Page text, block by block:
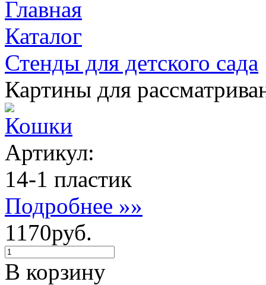
Главная
Каталог
Стенды для детского сада
Картины для
Кошки
Артикул:
14-1 пластик
Подробнее »»
1170руб.
В корзину